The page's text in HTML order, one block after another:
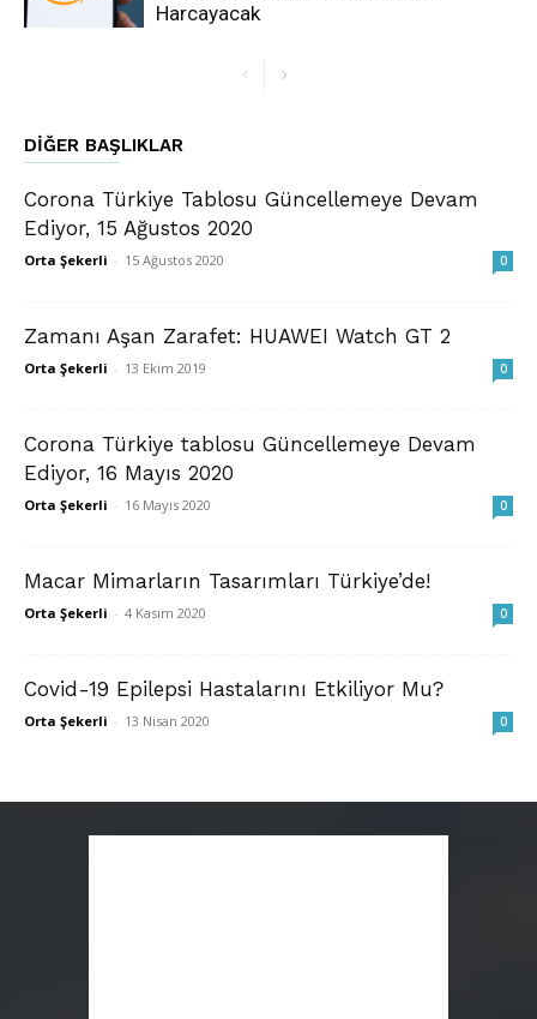
Harcayacak
DIĞER BAŞLIKLAR
Corona Türkiye Tablosu Güncellemeye Devam
Ediyor, 15 Ağustos 2020
Orta Şekerli - 15 Ağustos 2020 0
Zamanı Aşan Zarafet: HUAWEI Watch GT 2
Orta Şekerli - 13 Ekim 2019 0
Corona Türkiye tablosu Güncellemeye Devam
Ediyor, 16 Mayıs 2020
Orta Şekerli - 16 Mayıs 2020 0
Macar Mimarların Tasarımları Türkiye’de!
Orta Şekerli - 4 Kasım 2020 0
Covid-19 Epilepsi Hastalarını Etkiliyor Mu?
Orta Şekerli - 13 Nisan 2020 0